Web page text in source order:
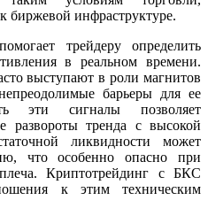
биржевой инфраструктуре.
трейдеру определить
в реальном времени.
выступают в роли магнитов
барьеры для ее
эти сигналы позволяет
развороты тренда с высокой
ликвидности может
что особенно опасно при
Криптотрейдинг с БКС
к этим техническим